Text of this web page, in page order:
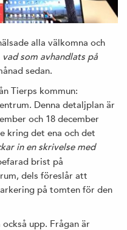
alla välkomna och
vad som avhandlats på
sedan.
Tierps kommun:
Denna detaljplan är
och 18 december
kring det ena och det
in en skrivelse med
brist på
dels föreslår att
på tomten för den
upp. Frågan är